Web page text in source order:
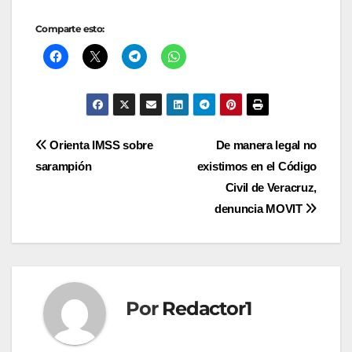
Comparte esto:
Navegación
De manera legal no
existimos en el Código
Civil de Veracruz,
denuncia MOVIT
Orienta IMSS sobre
sarampión
Por Redactor1